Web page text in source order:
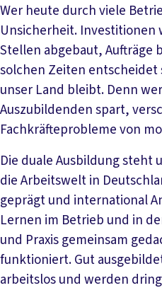
Wer heute durch viele
Unsicherheit. Investitionen
Stellen abgebaut, Aufträge
solchen Zeiten
unser Land bleibt. Denn
Auszubildenden spart,
Fachkräfteprobleme von
Die duale Ausbildung steht
die Arbeitswelt in
geprägt und international
Lernen im Betrieb und in
und Praxis gemeinsam
funktioniert. Gut
arbeitslos und werden